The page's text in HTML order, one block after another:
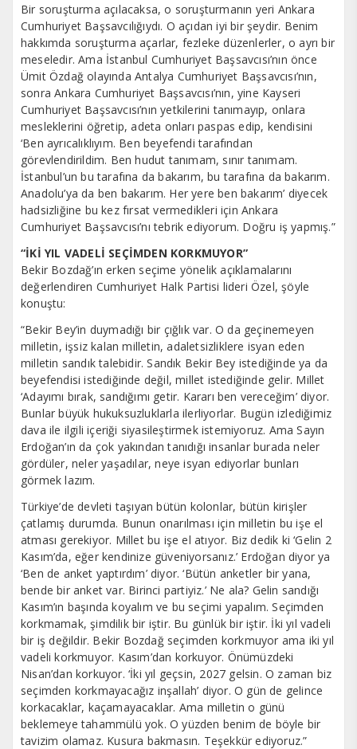
Bir soruşturma açılacaksa, o soruşturmanın yeri Ankara
Cumhuriyet Başsavcılığıydı. O açıdan iyi bir şeydir. Benim
hakkımda soruşturma açarlar, fezleke düzenlerler, o ayrı bir
meseledir. Ama İstanbul Cumhuriyet Başsavcısı’nın önce
Ümit Özdağ olayında Antalya Cumhuriyet Başsavcısı’nın,
sonra Ankara Cumhuriyet Başsavcısı’nın, yine Kayseri
Cumhuriyet Başsavcısı’nın yetkilerini tanımayıp, onlara
mesleklerini öğretip, adeta onları paspas edip, kendisini
‘Ben ayrıcalıklıyım. Ben beyefendi tarafından
görevlendirildim. Ben hudut tanımam, sınır tanımam.
İstanbul’un bu tarafına da bakarım, bu tarafına da bakarım.
Anadolu’ya da ben bakarım. Her yere ben bakarım’ diyecek
hadsizliğine bu kez fırsat vermedikleri için Ankara
Cumhuriyet Başsavcısı’nı tebrik ediyorum. Doğru iş yapmış.”
“İKİ YIL VADELİ SEÇİMDEN KORKMUYOR”
Bekir Bozdağ’ın erken seçime yönelik açıklamalarını
değerlendiren Cumhuriyet Halk Partisi lideri Özel, şöyle
konuştu:
“Bekir Bey’in duymadığı bir çığlık var. O da geçinemeyen
milletin, işsiz kalan milletin, adaletsizliklere isyan eden
milletin sandık talebidir. Sandık Bekir Bey istediğinde ya da
beyefendisi istediğinde değil, millet istediğinde gelir. Millet
‘Adayımı bırak, sandığımı getir. Kararı ben vereceğim’ diyor.
Bunlar büyük hukuksuzluklarla ilerliyorlar. Bugün izlediğimiz
dava ile ilgili içeriği siyasileştirmek istemiyoruz. Ama Sayın
Erdoğan’ın da çok yakından tanıdığı insanlar burada neler
gördüler, neler yaşadılar, neye isyan ediyorlar bunları
görmek lazım.
Türkiye’de devleti taşıyan bütün kolonlar, bütün kirişler
çatlamış durumda. Bunun onarılması için milletin bu işe el
atması gerekiyor. Millet bu işe el atıyor. Biz dedik ki ‘Gelin 2
Kasım’da, eğer kendinize güveniyorsanız.’ Erdoğan diyor ya
‘Ben de anket yaptırdım’ diyor. ‘Bütün anketler bir yana,
bende bir anket var. Birinci partiyiz.’ Ne ala? Gelin sandığı
Kasım’ın başında koyalım ve bu seçimi yapalım. Seçimden
korkmamak, şimdilik bir iştir. Bu günlük bir iştir. İki yıl vadeli
bir iş değildir. Bekir Bozdağ seçimden korkmuyor ama iki yıl
vadeli korkmuyor. Kasım’dan korkuyor. Önümüzdeki
Nisan’dan korkuyor. ‘İki yıl geçsin, 2027 gelsin. O zaman biz
seçimden korkmayacağız inşallah’ diyor. O gün de gelince
korkacaklar, kaçamayacaklar. Ama milletin o günü
beklemeye tahammülü yok. O yüzden benim de böyle bir
tavizim olamaz. Kusura bakmasın. Teşekkür ediyoruz.”